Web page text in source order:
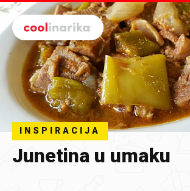
Preskoči na glavni sadržaj
INSPIRACIJA
Junetina u umaku